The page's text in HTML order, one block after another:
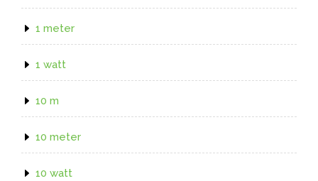
1 meter
1 watt
10 m
10 meter
10 watt